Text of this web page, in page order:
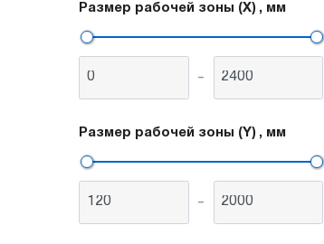
Размер рабочей зоны (X) , мм
-
Размер рабочей зоны (Y) , мм
-